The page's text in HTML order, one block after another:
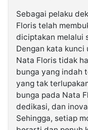
Sebagai pelaku
Floris telah
diciptakan melalui
Dengan kata kunci
Nata Floris tidak
bunga yang indah
yang tak
bunga pada Nata
dedikasi, dan
Sehingga, setiap